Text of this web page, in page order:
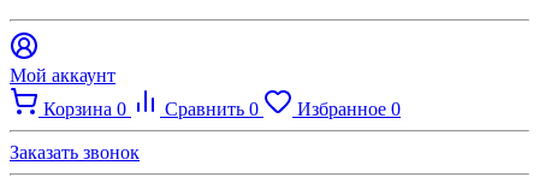
Мой аккаунт
Корзина 0 Сравнить 0 Избранное 0
Заказать звонок